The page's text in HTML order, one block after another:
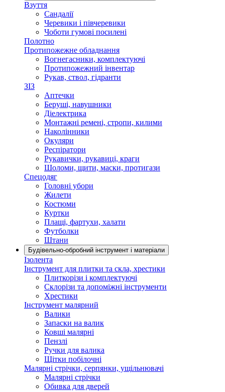
Взуття
Сандалії
Черевики і півчеревики
Чоботи гумові посилені
Полотно
Протипожежне обладнання
Вогнегасники, комплектуючі
Протипожежний інвентар
Рукав, ствол, гідранти
ЗІЗ
Аптечки
Беруші, навушники
Діелектрика
Монтажні ремені, стропи, килими
Наколінники
Окуляри
Респіратори
Рукавички, рукавиці, краги
Шоломи, щити, маски, протигази
Спецодяг
Головні убори
Жилети
Костюми
Куртки
Плащі, фартухи, халати
Футболки
Штани
Будівельно-обробний інструмент і матеріали
Ізолента
Інструмент для плитки та скла, хрестики
Плиткорізи і комплектуючі
Склорізи та допоміжні інструменти
Хрестики
Інструмент малярний
Валики
Запаски на валик
Ковші малярні
Пензлі
Ручки для валика
Щітки побілочні
Малярні стрічки, серпянки, ущільнювачі
Малярні стрічки
Обивка для дверей